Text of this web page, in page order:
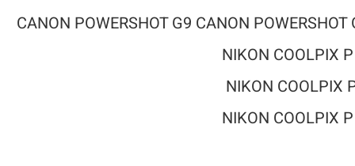
CANON POWERSHOT G9 CANON POWERSHOT
NIKON COOLPIX
NIKON COOLPIX
NIKON COOLPIX